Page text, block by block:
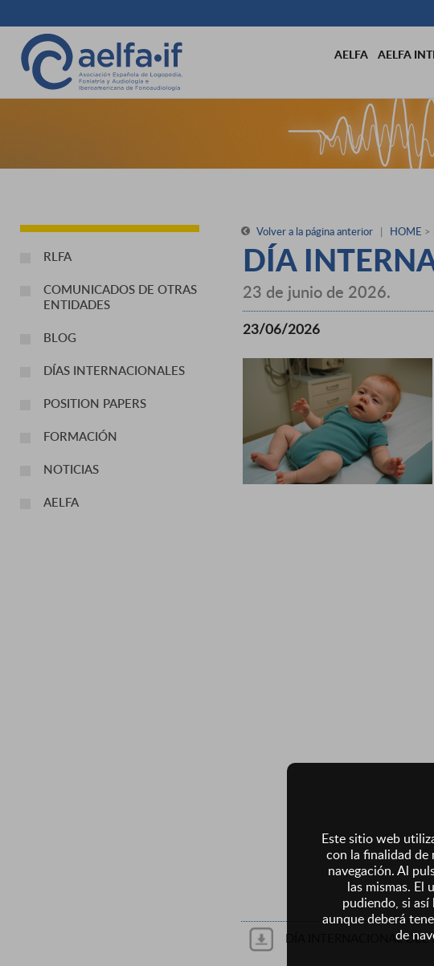
Este sitio web
con la finalidad de
navegación. Al
las mismas. El
pudiendo, si así
aunque deberá
de
AELFA AELFA
RLFA
COMUNICADOS DE OTRAS
ENTIDADES
BLOG
DÍAS INTERNACIONALES
POSITION PAPERS
FORMACIÓN
NOTICIAS
AELFA
Volver a la página anterior| HOME >
DÍA
23 de junio de 2026.
23/06/2026
DÍA INTERNACIONAL DEL